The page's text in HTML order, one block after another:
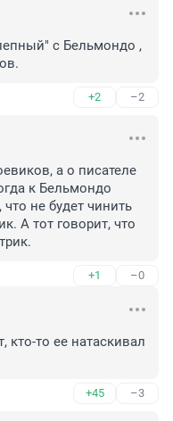
с Бельмондо ,
+2 –2
а о писателе
к Бельмондо
не будет чинить
А тот говорит, что
+1 –0
кто-то ее натаскивал
+45 –3